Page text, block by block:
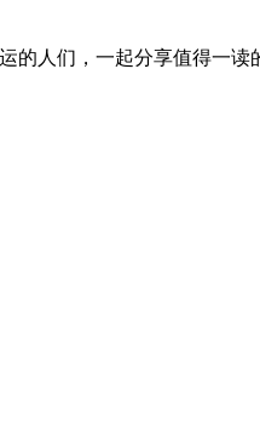
的人们，一起分享值得一读